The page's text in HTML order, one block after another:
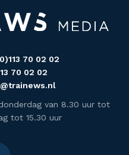
70 02 02
70 02 02
van 8.30 uur tot
tot 15.30 uur